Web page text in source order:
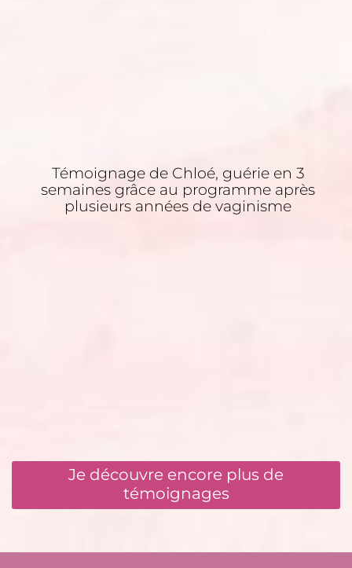
Témoignage de Chloé, guérie en 3
semaines grâce au programme après
plusieurs années de vaginisme
Je découvre encore plus de
témoignages